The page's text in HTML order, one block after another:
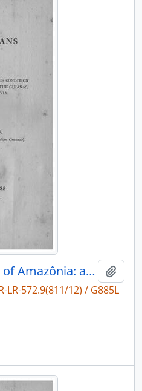
The lowland indians of Amazônia: a survey of the location and religious condiditon of the indians of Colombia, Venezuela, The Guianas, Ecuador, Peru, Brazil and Bolivia.
LR-572.9(811/12) / G885L